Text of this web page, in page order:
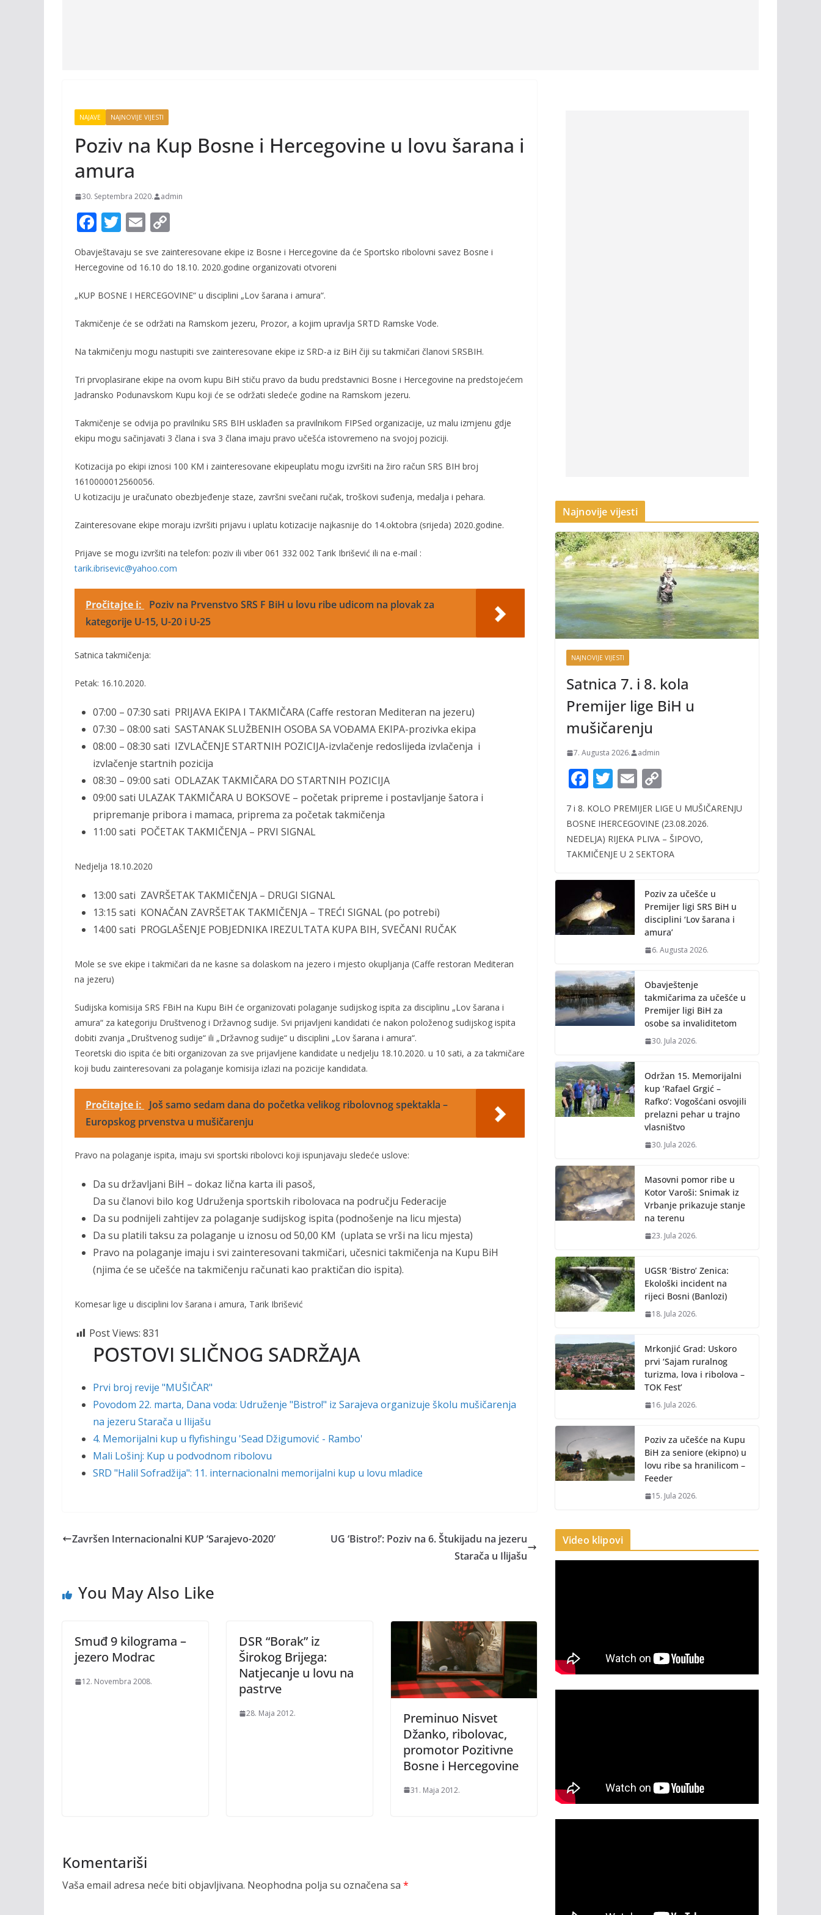
NAJAVE NAJNOVIJE VIJESTI
Poziv na Kup Bosne i Hercegovine u lovu šarana i
amura
30. Septembra 2020. admin
F
ac
e
b
o
o
T
itt
E
ai p
Li
n
Obavještavaju se sve zainteresovane ekipe iz Bosne i Hercegovine da će Sportsko ribolovni savez Bosne i
Hercegovine od 16.10 do 18.10. 2020.godine organizovati otvoreni
„KUP BOSNE I HERCEGOVINE“ u disciplini „Lov šarana i amura“.
Takmičenje će se održati na Ramskom jezeru, Prozor, a kojim upravlja SRTD Ramske Vode.
Na takmičenju mogu nastupiti sve zainteresovane ekipe iz SRD-a iz BiH čiji su takmičari članovi SRSBIH.
Tri prvoplasirane ekipe na ovom kupu BiH stiču pravo da budu predstavnici Bosne i Hercegovine na predstojećem
Jadransko Podunavskom Kupu koji će se održati sledeće godine na Ramskom jezeru.
Takmičenje se odvija po pravilniku SRS BIH usklađen sa pravilnikom FIPSed organizacije, uz malu izmjenu gdje
ekipu mogu sačinjavati 3 člana i sva 3 člana imaju pravo učešća istovremeno na svojoj poziciji.
Kotizacija po ekipi iznosi 100 KM i zainteresovane ekipeuplatu mogu izvršiti na žiro račun SRS BIH broj
1610000012560056.
U kotizaciju je uračunato obezbjeđenje staze, završni svečani ručak, troškovi suđenja, medalja i pehara.
Zainteresovane ekipe moraju izvršiti prijavu i uplatu kotizacije najkasnije do 14.oktobra (srijeda) 2020.godine.
Prijave se mogu izvršiti na telefon: poziv ili viber 061 332 002 Tarik Ibrišević ili na e-mail :
tarik.ibrisevic@yahoo.com
Pročitajte i:
Poziv na Prvenstvo SRS F BiH u lovu ribe udicom na plovak za
kategorije U-15, U-20 i U-25
Satnica takmičenja:
Petak: 16.10.2020.
07:00 – 07:30 sati PRIJAVA EKIPA I TAKMIČARA (Caffe restoran Mediteran na jezeru)
07:30 – 08:00 sati SASTANAK SLUŽBENIH OSOBA SA VOĐAMA EKIPA-prozivka ekipa
08:00 – 08:30 sati IZVLAČENJE STARTNIH POZICIJA-izvlačenje redoslijeda izvlačenja i
izvlačenje startnih pozicija
08:30 – 09:00 sati ODLAZAK TAKMIČARA DO STARTNIH POZICIJA
09:00 sati ULAZAK TAKMIČARA U BOKSOVE – početak pripreme i postavljanje šatora i
pripremanje pribora i mamaca, priprema za početak takmičenja
11:00 sati POČETAK TAKMIČENJA – PRVI SIGNAL
Nedjelja 18.10.2020
13:00 sati ZAVRŠETAK TAKMIČENJA – DRUGI SIGNAL
13:15 sati KONAČAN ZAVRŠETAK TAKMIČENJA – TREĆI SIGNAL (po potrebi)
14:00 sati PROGLAŠENJE POBJEDNIKA IREZULTATA KUPA BIH, SVEČANI RUČAK
Mole se sve ekipe i takmičari da ne kasne sa dolaskom na jezero i mjesto okupljanja (Caffe restoran Mediteran
na jezeru)
Sudijska komisija SRS FBiH na Kupu BiH će organizovati polaganje sudijskog ispita za disciplinu „Lov šarana i
amura“ za kategoriju Društvenog i Državnog sudije. Svi prijavljeni kandidati će nakon položenog sudijskog ispita
dobiti zvanja „Društvenog sudije“ ili „Državnog sudije“ u disciplini „Lov šarana i amura“.
Teoretski dio ispita će biti organizovan za sve prijavljene kandidate u nedjelju 18.10.2020. u 10 sati, a za takmičare
koji budu zainteresovani za polaganje komisija izlazi na pozicije kandidata.
Pročitajte i:
Još samo sedam dana do početka velikog ribolovnog spektakla –
Europskog prvenstva u mušičarenju
Pravo na polaganje ispita, imaju svi sportski ribolovci koji ispunjavaju sledeće uslove:
Da su državljani BiH – dokaz lična karta ili pasoš,
Da su članovi bilo kog Udruženja sportskih ribolovaca na području Federacije
Da su podnijeli zahtijev za polaganje sudijskog ispita (podnošenje na licu mjesta)
Da su platili taksu za polaganje u iznosu od 50,00 KM (uplata se vrši na licu mjesta)
Pravo na polaganje imaju i svi zainteresovani takmičari, učesnici takmičenja na Kupu BiH
(njima će se učešće na takmičenju računati kao praktičan dio ispita).
Komesar lige u disciplini lov šarana i amura, Tarik Ibrišević
Post Views: 831
POSTOVI SLIČNOG SADRŽAJA
Prvi broj revije "MUŠIČAR"
Povodom 22. marta, Dana voda: Udruženje "Bistro!" iz Sarajeva organizuje školu mušičarenja
na jezeru Starača u Ilijašu
4. Memorijalni kup u flyfishingu 'Sead Džigumović - Rambo'
Mali Lošinj: Kup u podvodnom ribolovu
SRD "Halil Sofradžija": 11. internacionalni memorijalni kup u lovu mladice
Završen Internacionalni KUP ‘Sarajevo-2020’
UG ‘Bistro!’: Poziv na 6. Štukijadu na jezeru
Starača u Ilijašu
You May Also Like
Smuđ 9 kilograma –
jezero Modrac
12. Novembra 2008.
DSR “Borak” iz
Širokog Brijega:
Natjecanje u lovu na
pastrve
28. Maja 2012.
Preminuo Nisvet
Džanko, ribolovac,
promotor Pozitivne
Bosne i Hercegovine
31. Maja 2012.
Komentariši
Vaša email adresa neće biti objavljivana. Neophodna polja su označena sa *
Najnovije vijesti
NAJNOVIJE VIJESTI
Satnica 7. i 8. kola
Premijer lige BiH u
mušičarenju
7. Augusta 2026. admin
F
e
b
o
o
k
T
itt
er
E
ai
l
p
y
Li
k
7 i 8. KOLO PREMIJER LIGE U MUŠIČARENJU
BOSNE IHERCEGOVINE (23.08.2026.
NEDELJA) RIJEKA PLIVA – ŠIPOVO,
TAKMIČENJE U 2 SEKTORA
Poziv za učešće u
Premijer ligi SRS BiH u
disciplini ‘Lov šarana i
amura’
6. Augusta 2026.
Obavještenje
takmičarima za učešće u
Premijer ligi BiH za
osobe sa invaliditetom
30. Jula 2026.
Održan 15. Memorijalni
kup ‘Rafael Grgić –
Rafko’: Vogošćani osvojili
prelazni pehar u trajno
vlasništvo
30. Jula 2026.
Masovni pomor ribe u
Kotor Varoši: Snimak iz
Vrbanje prikazuje stanje
na terenu
23. Jula 2026.
UGSR ‘Bistro’ Zenica:
Ekološki incident na
rijeci Bosni (Banlozi)
18. Jula 2026.
Mrkonjić Grad: Uskoro
prvi ‘Sajam ruralnog
turizma, lova i ribolova –
TOK Fest’
16. Jula 2026.
Poziv za učešće na Kupu
BiH za seniore (ekipno) u
lovu ribe sa hranilicom –
Feeder
15. Jula 2026.
Video klipovi